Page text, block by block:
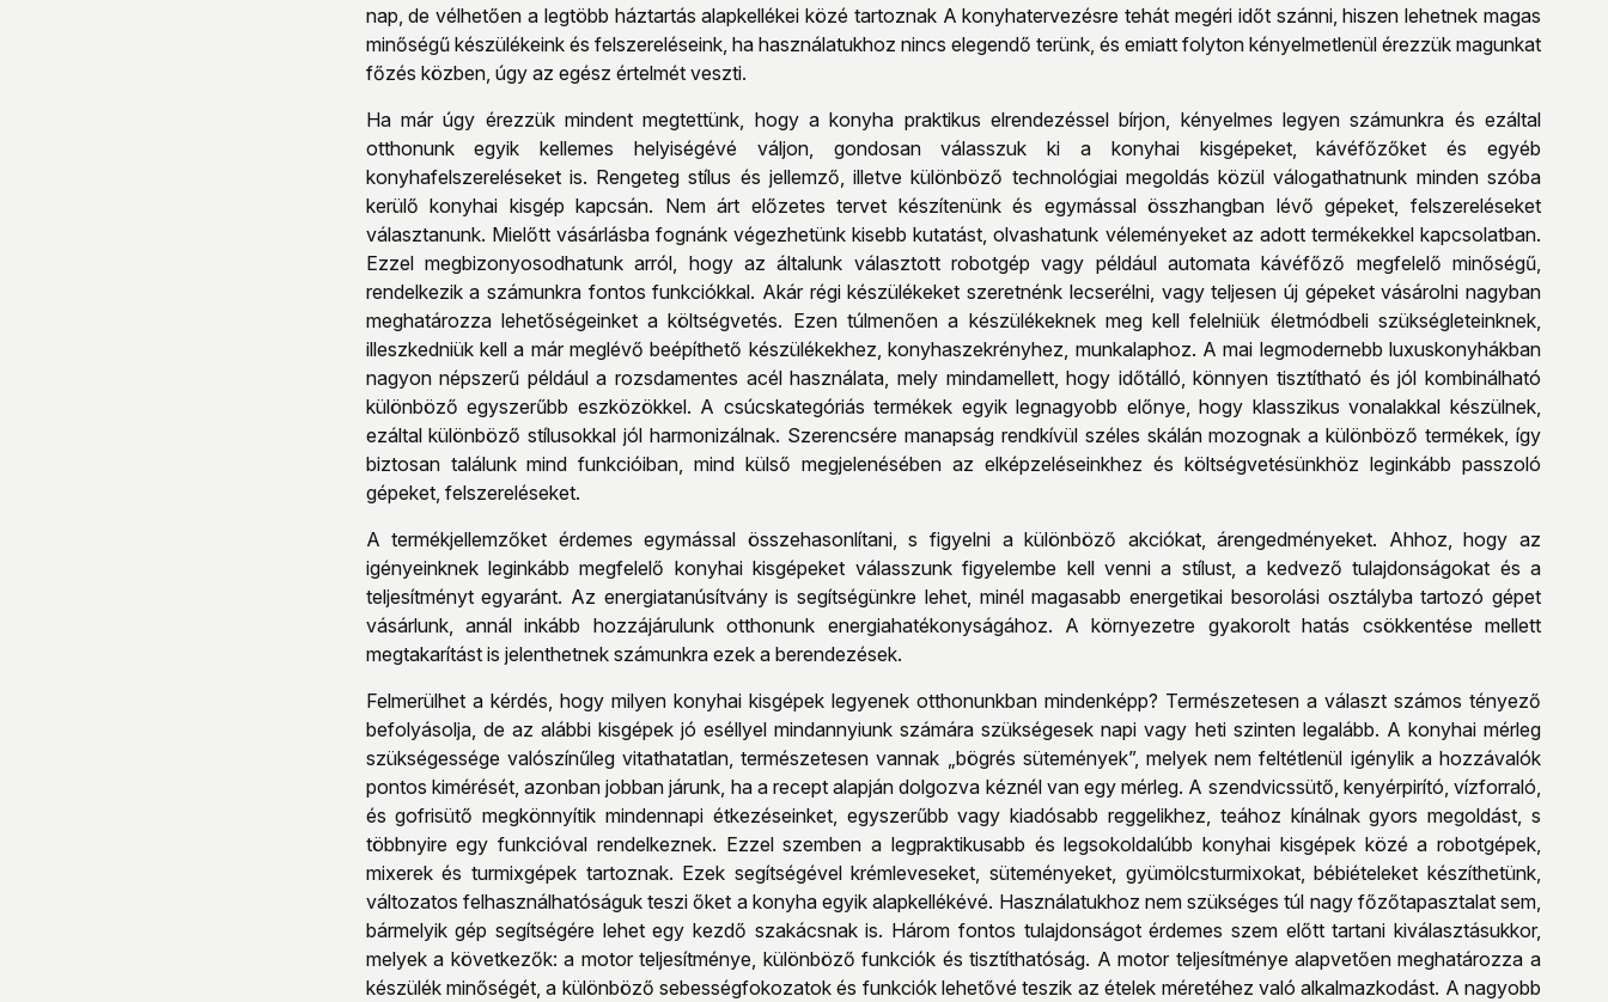
nap, de vélhetően a legtöbb háztartás alapkellékei közé tartoznak A konyhatervezésre tehát megéri időt szánni, hiszen lehetnek magas
minőségű készülékeink és felszereléseink, ha használatukhoz nincs elegendő terünk, és emiatt folyton kényelmetlenül érezzük magunkat
főzés közben, úgy az egész értelmét veszti.
Ha már úgy érezzük mindent megtettünk, hogy a konyha praktikus elrendezéssel bírjon, kényelmes legyen számunkra és ezáltal
otthonunk egyik kellemes helyiségévé váljon, gondosan válasszuk ki a konyhai kisgépeket, kávéfőzőket és egyéb
konyhafelszereléseket is. Rengeteg stílus és jellemző, illetve különböző technológiai megoldás közül válogathatnunk minden szóba
kerülő konyhai kisgép kapcsán. Nem árt előzetes tervet készítenünk és egymással összhangban lévő gépeket, felszereléseket
választanunk. Mielőtt vásárlásba fognánk végezhetünk kisebb kutatást, olvashatunk véleményeket az adott termékekkel kapcsolatban.
Ezzel megbizonyosodhatunk arról, hogy az általunk választott robotgép vagy például automata kávéfőző megfelelő minőségű,
rendelkezik a számunkra fontos funkciókkal. Akár régi készülékeket szeretnénk lecserélni, vagy teljesen új gépeket vásárolni nagyban
meghatározza lehetőségeinket a költségvetés. Ezen túlmenően a készülékeknek meg kell felelniük életmódbeli szükségleteinknek,
illeszkedniük kell a már meglévő beépíthető készülékekhez, konyhaszekrényhez, munkalaphoz. A mai legmodernebb luxuskonyhákban
nagyon népszerű például a rozsdamentes acél használata, mely mindamellett, hogy időtálló, könnyen tisztítható és jól kombinálható
különböző egyszerűbb eszközökkel. A csúcskategóriás termékek egyik legnagyobb előnye, hogy klasszikus vonalakkal készülnek,
ezáltal különböző stílusokkal jól harmonizálnak. Szerencsére manapság rendkívül széles skálán mozognak a különböző termékek, így
biztosan találunk mind funkcióiban, mind külső megjelenésében az elképzeléseinkhez és költségvetésünkhöz leginkább passzoló
gépeket, felszereléseket.
A termékjellemzőket érdemes egymással összehasonlítani, s figyelni a különböző akciókat, árengedményeket. Ahhoz, hogy az
igényeinknek leginkább megfelelő konyhai kisgépeket válasszunk figyelembe kell venni a stílust, a kedvező tulajdonságokat és a
teljesítményt egyaránt. Az energiatanúsítvány is segítségünkre lehet, minél magasabb energetikai besorolási osztályba tartozó gépet
vásárlunk, annál inkább hozzájárulunk otthonunk energiahatékonyságához. A környezetre gyakorolt hatás csökkentése mellett
megtakarítást is jelenthetnek számunkra ezek a berendezések.
Felmerülhet a kérdés, hogy milyen konyhai kisgépek legyenek otthonunkban mindenképp? Természetesen a választ számos tényező
befolyásolja, de az alábbi kisgépek jó eséllyel mindannyiunk számára szükségesek napi vagy heti szinten legalább. A konyhai mérleg
szükségessége valószínűleg vitathatatlan, természetesen vannak „bögrés sütemények”, melyek nem feltétlenül igénylik a hozzávalók
pontos kimérését, azonban jobban járunk, ha a recept alapján dolgozva kéznél van egy mérleg. A szendvicssütő, kenyérpirító, vízforraló,
és gofrisütő megkönnyítik mindennapi étkezéseinket, egyszerűbb vagy kiadósabb reggelikhez, teához kínálnak gyors megoldást, s
többnyire egy funkcióval rendelkeznek. Ezzel szemben a legpraktikusabb és legsokoldalúbb konyhai kisgépek közé a robotgépek,
mixerek és turmixgépek tartoznak. Ezek segítségével krémleveseket, süteményeket, gyümölcsturmixokat, bébiételeket készíthetünk,
változatos felhasználhatóságuk teszi őket a konyha egyik alapkellékévé. Használatukhoz nem szükséges túl nagy főzőtapasztalat sem,
bármelyik gép segítségére lehet egy kezdő szakácsnak is. Három fontos tulajdonságot érdemes szem előtt tartani kiválasztásukkor,
melyek a következők: a motor teljesítménye, különböző funkciók és tisztíthatóság. A motor teljesítménye alapvetően meghatározza a
készülék minőségét, a különböző sebességfokozatok és funkciók lehetővé teszik az ételek méretéhez való alkalmazkodást. A nagyobb